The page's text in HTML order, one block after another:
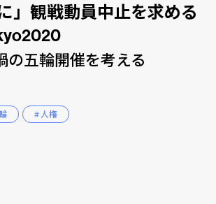
」観戦動員中止を求める
の五輪開催を考える
# 人権